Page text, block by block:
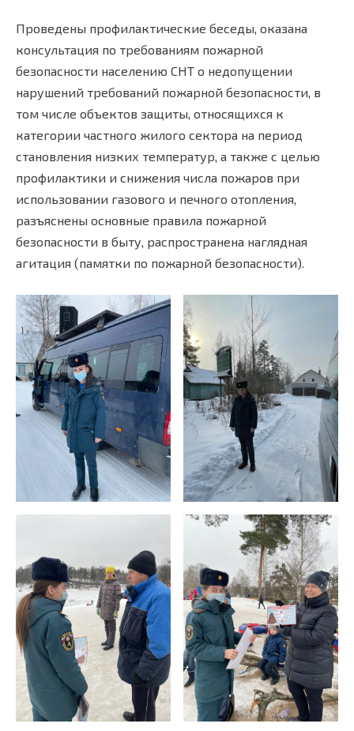
Проведены профилактические беседы, оказана
консультация по требованиям пожарной
безопасности населению СНТ о недопущении
нарушений требований пожарной безопасности, в
том числе объектов защиты, относящихся к
категории частного жилого сектора на период
становления низких температур, а также с целью
профилактики и снижения числа пожаров при
использовании газового и печного отопления,
разъяснены основные правила пожарной
безопасности в быту, распространена наглядная
агитация (памятки по пожарной безопасности).